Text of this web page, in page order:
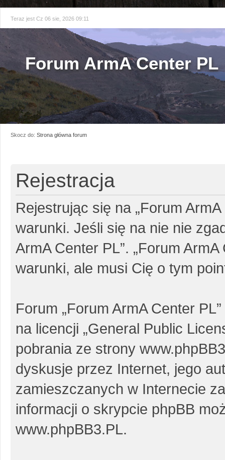
Teraz jest Cz 06 sie, 2026 09:11
Forum ArmA Center PL
Skocz do: Strona główna forum
Rejestracja
Rejestrując się na „Forum
warunki. Jeśli się na nie nie
ArmA Center PL”. „Forum
warunki, ale musi Cię o tym
Forum „Forum ArmA Center
na licencji „General Public
pobrania ze strony
dyskusje przez Internet, jego
zamieszczanych w Internecie
informacji o skrypcie phpBB
www.phpBB3.PL.